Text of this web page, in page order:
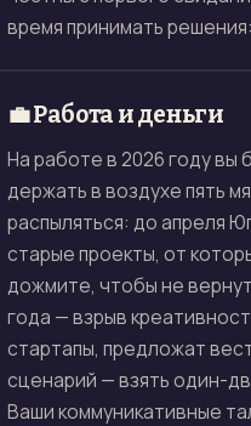
время принимать
💼 Работа и деньги
На работе в 2026 году вы
держать в воздухе пять
распыляться: до апреля
старые проекты, от
дожмите, чтобы не
года — взрыв
стартапы, предложат
сценарий — взять один-
Ваши коммуникативные